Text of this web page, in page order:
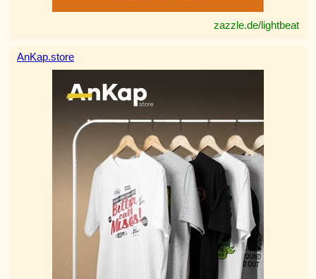
zazzle.de/lightbeat
AnKap.store